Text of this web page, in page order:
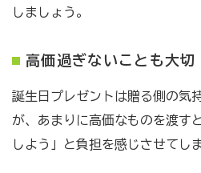
しましょう。
高価過ぎないことも大切
誕生日プレゼントは贈る側の気
が、あまりに高価なものを渡す
しよう」と負担を感じさせてし